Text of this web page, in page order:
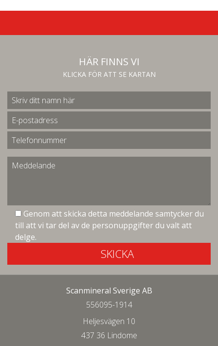
HÄR FINNS VI
KLICKA FÖR ATT SE KARTAN
Genom att skicka detta meddelande samtycker du
till att vi tar del av de personuppgifter du valt att
delge.
SKICKA
Scanmineral Sverige AB
556095-1914
Heljesvägen 10
437 36 Lindome